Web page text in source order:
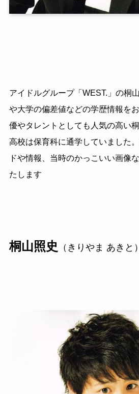
アイドルグループ「WEST.」の桐
や大学の偏差値などの学歴情報を
優やタレントとしても人気の高い
高校は保育科に通学していました
ドや情報、当時のかっこいい画像
たします
桐山照史 （きりやま あきと）